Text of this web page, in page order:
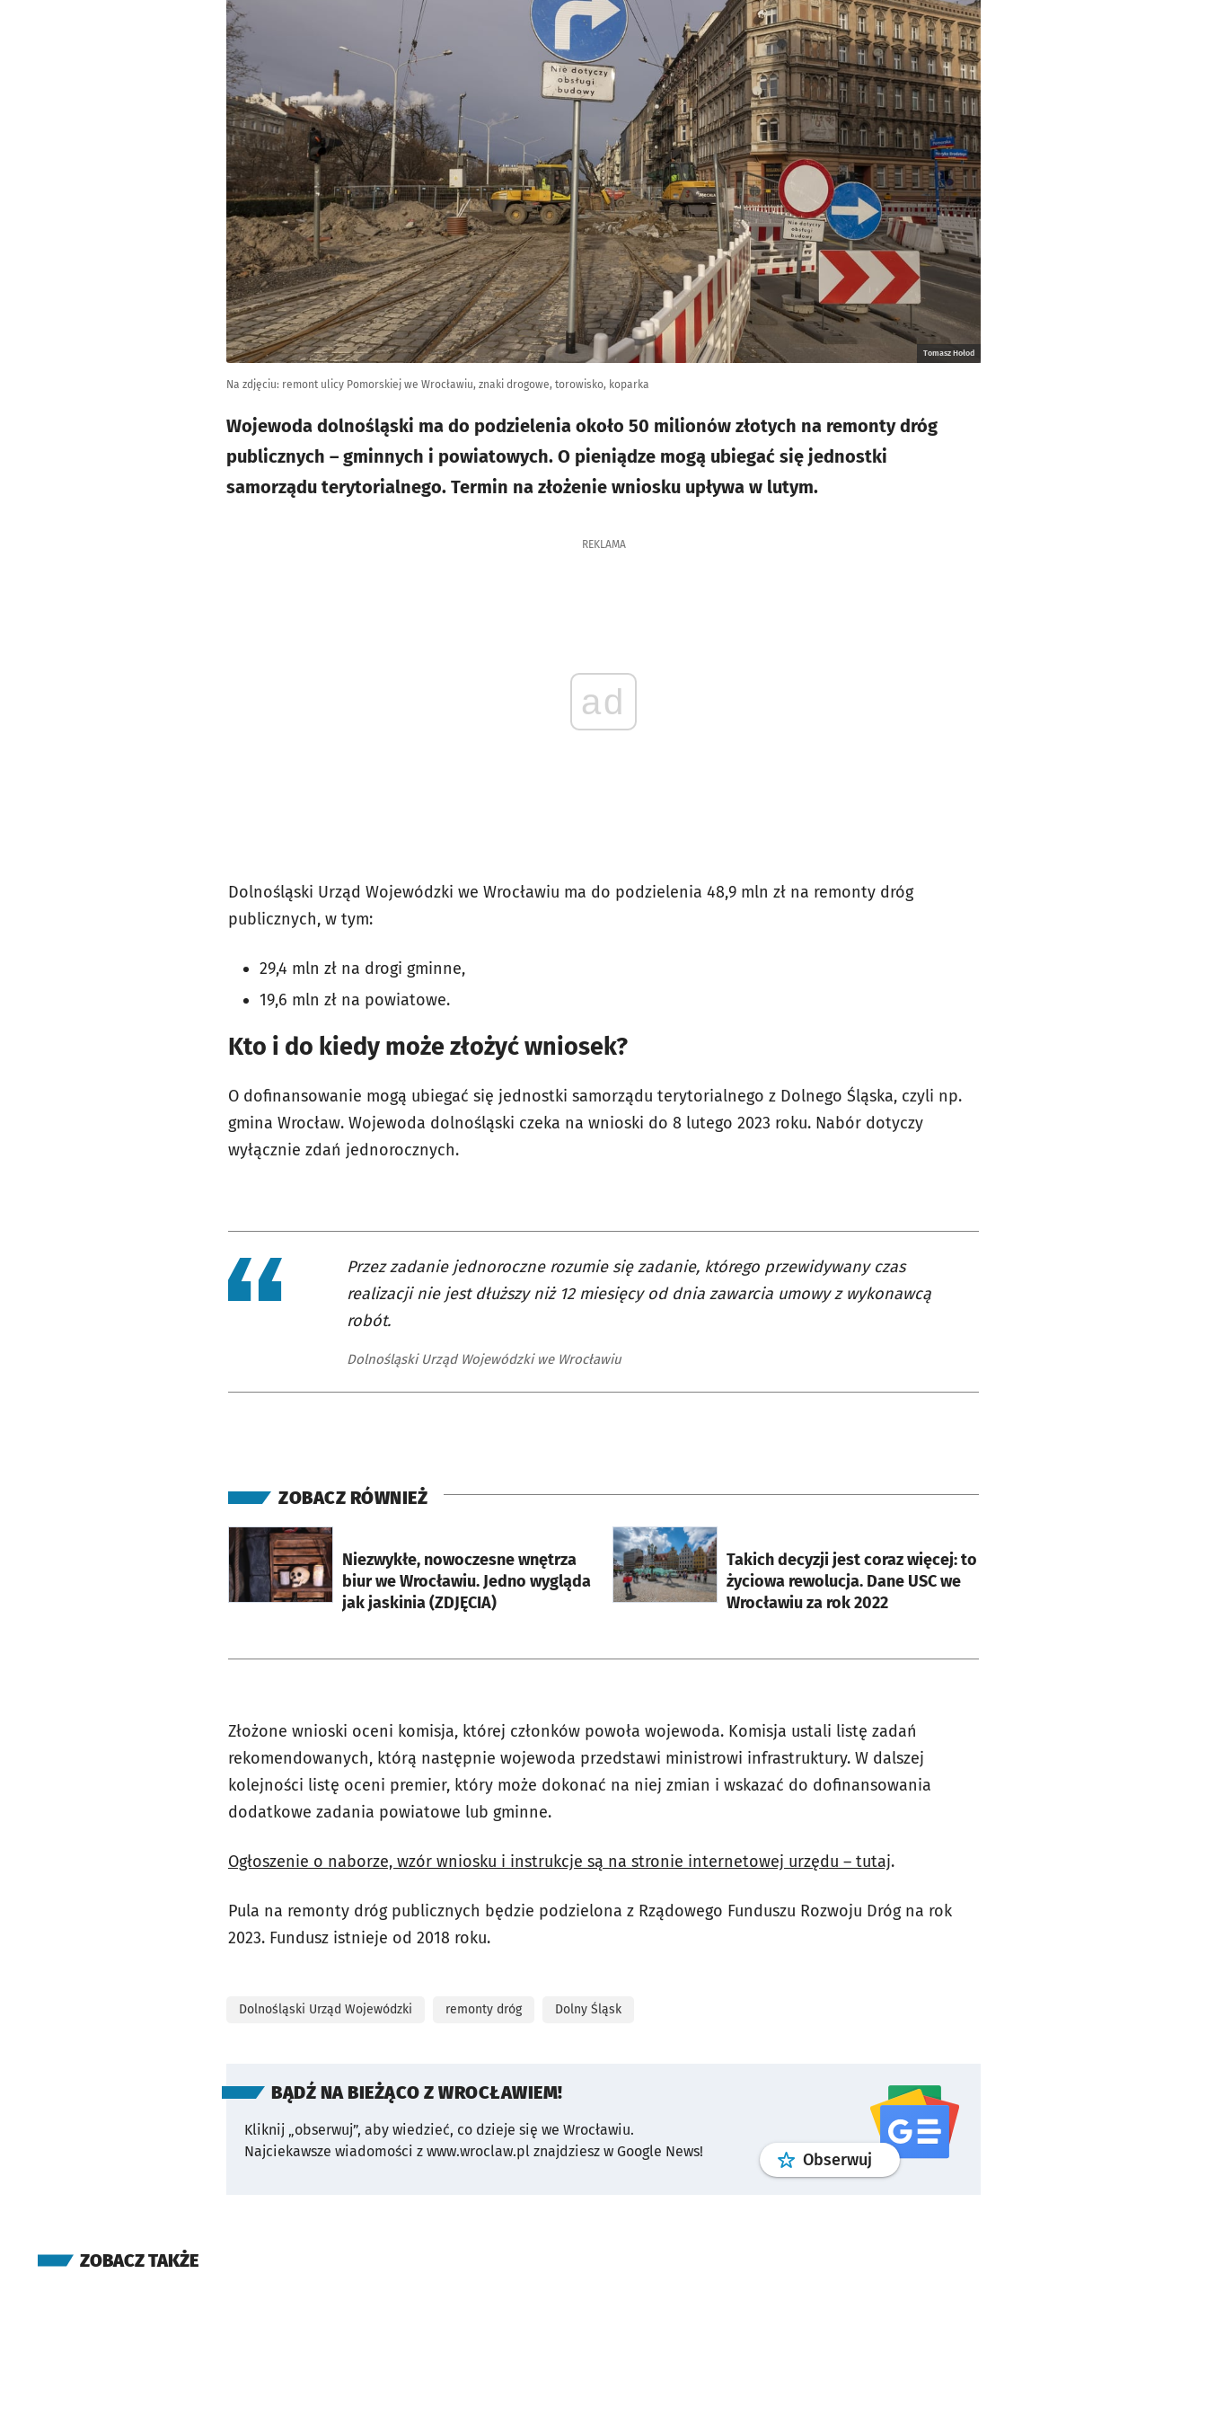
Tomasz Hołod
Na zdjęciu: remont ulicy Pomorskiej we Wrocławiu, znaki drogowe, torowisko, koparka
Wojewoda dolnośląski ma do podzielenia około 50 milionów złotych na remonty dróg
publicznych – gminnych i powiatowych. O pieniądze mogą ubiegać się jednostki
samorządu terytorialnego. Termin na złożenie wniosku upływa w lutym.
REKLAMA
ad
Dolnośląski Urząd Wojewódzki we Wrocławiu ma do podzielenia 48,9 mln zł na remonty dróg
publicznych, w tym:
29,4 mln zł na drogi gminne,
19,6 mln zł na powiatowe.
Kto i do kiedy może złożyć wniosek?
O dofinansowanie mogą ubiegać się jednostki samorządu terytorialnego z Dolnego Śląska, czyli np.
gmina Wrocław. Wojewoda dolnośląski czeka na wnioski do 8 lutego 2023 roku. Nabór dotyczy
wyłącznie zdań jednorocznych.
Przez zadanie jednoroczne rozumie się zadanie, którego przewidywany czas
realizacji nie jest dłuższy niż 12 miesięcy od dnia zawarcia umowy z wykonawcą
robót.
Dolnośląski Urząd Wojewódzki we Wrocławiu
ZOBACZ RÓWNIEŻ
Niezwykłe, nowoczesne wnętrza
biur we Wrocławiu. Jedno wygląda
jak jaskinia (ZDJĘCIA)
otworzy się w nowej karcie
Takich decyzji jest coraz więcej: to
życiowa rewolucja. Dane USC we
Wrocławiu za rok 2022
otworzy się w nowej karcie
Złożone wnioski oceni komisja, której członków powoła wojewoda. Komisja ustali listę zadań
rekomendowanych, którą następnie wojewoda przedstawi ministrowi infrastruktury. W dalszej
kolejności listę oceni premier, który może dokonać na niej zmian i wskazać do dofinansowania
dodatkowe zadania powiatowe lub gminne.
Ogłoszenie o naborze, wzór wniosku i instrukcje są na stronie internetowej urzędu – tutaj.
Pula na remonty dróg publicznych będzie podzielona z Rządowego Funduszu Rozwoju Dróg na rok
2023. Fundusz istnieje od 2018 roku.
Dolnośląski Urząd Wojewódzki remonty dróg Dolny Śląsk
BĄDŹ NA BIEŻĄCO Z WROCŁAWIEM!
Kliknij „obserwuj”, aby wiedzieć, co dzieje się we Wrocławiu.
Najciekawsze wiadomości z www.wroclaw.pl znajdziesz w Google News!
Obserwuj profilgoogle news
ZOBACZ TAKŻE